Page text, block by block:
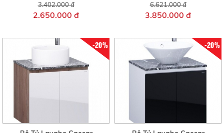
3.402.000 đ
2.650.000 đ
6.621.000 đ
3.850.000 đ
-20% -20%